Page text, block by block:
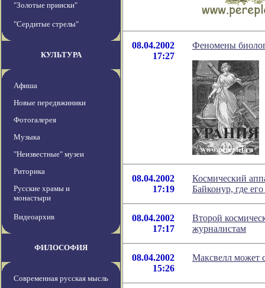
"Золотые прииски"
"Сердитые стрелы"
КУЛЬТУРА
Афиша
Новые передвжиники
Фотогалерея
Музыка
"Неизвестные" музеи
Риторика
Русские храмы и
монастыри
Видеоархив
ФИЛОСОФИЯ
Современная русская мысль
08.04.2002
17:27
Феномены
08.04.2002
17:19
Космический
Байконур, где
08.04.2002
17:17
Второй
журналистам
08.04.2002
15:26
Максвелл